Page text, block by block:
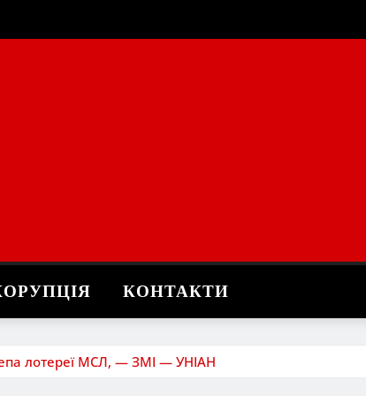
КОНТАКТИ
лотереї МСЛ, — ЗМІ — УНІАН